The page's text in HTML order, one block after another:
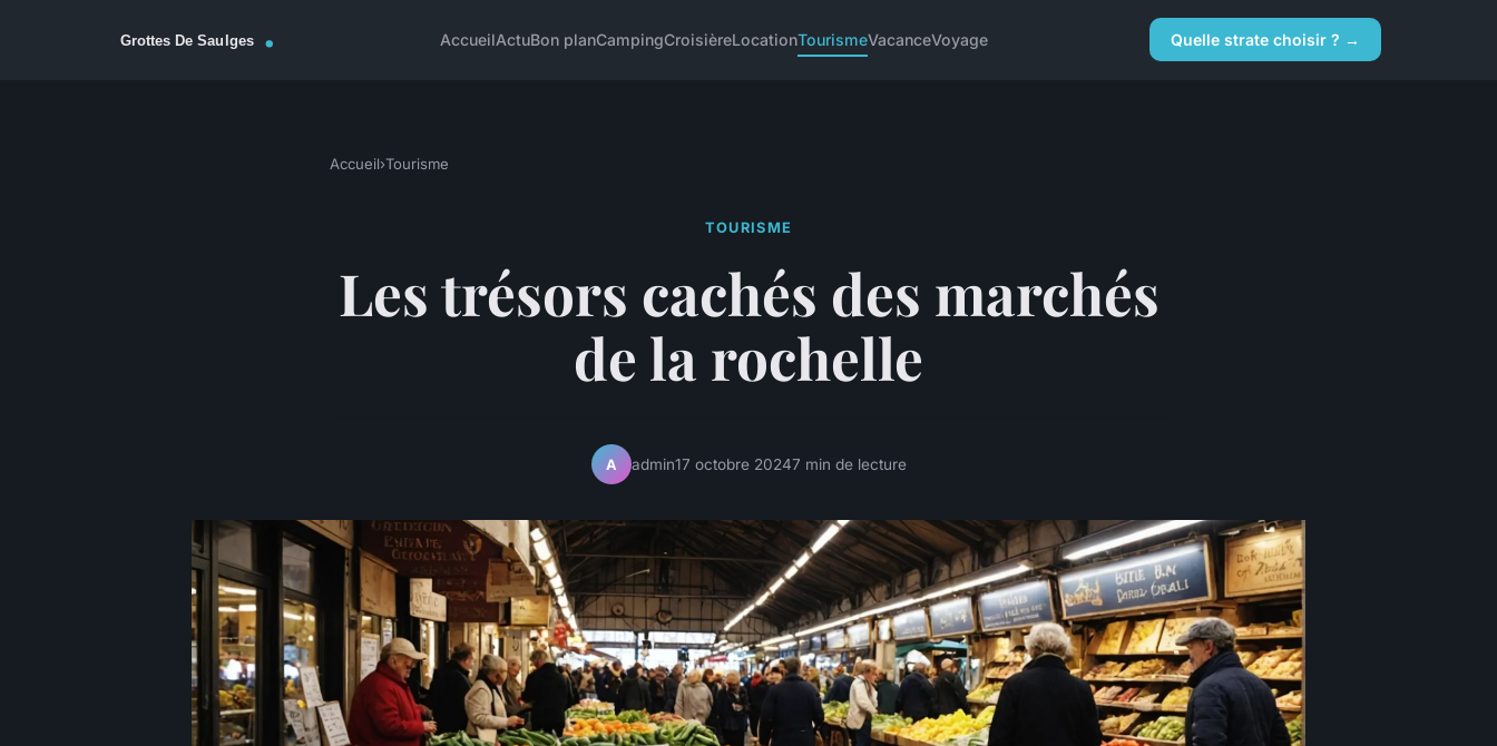
AccueilActuBon planCampingCroisièreLocationTourismeVacanceVoyage Quelle strate choisir ? →
Accueil›Tourisme
TOURISME
Les trésors cachés des marchés
de la rochelle
A admin17 octobre 20247 min de lecture